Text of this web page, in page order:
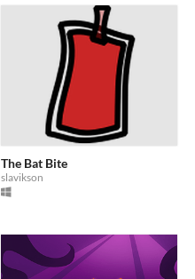
The Bat Bite
slavikson